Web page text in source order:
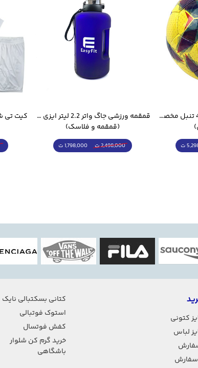
توپ فوتسال مولتن 4800 تنبل مخصوص سالن
ت
قمقمه ورزشی جاگ واتر 2.2 لیتر ایزی فیت
(قمقمه و فلاسک)
2,498,000 ت 1,798,000 ت
کتونی
لباس
سفارش
کتانی بسکتبالی نایک
استوک فوتبالی
کفش فوتسال
خرید گرم کن شلوار
باشگاهی